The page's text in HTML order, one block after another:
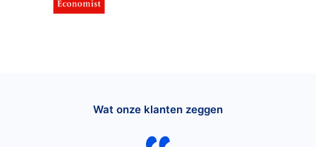
Wat onze klanten zeggen